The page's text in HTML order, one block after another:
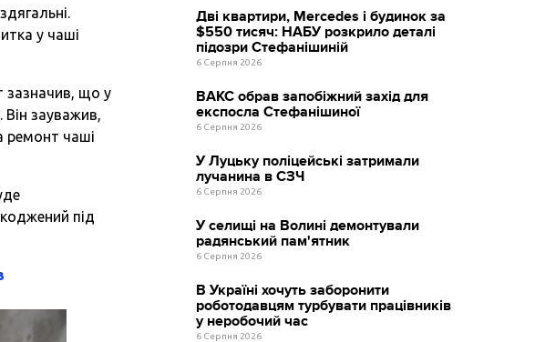
у чаші
зазначив, що у
зауважив,
ремонт чаші
під
Дві квартири, Mercedes і будинок за
$550 тисяч: НАБУ розкрило деталі
підозри Стефанішиній
6 Серпня 2026
ВАКС обрав запобіжний захід для
експосла Стефанішиної
6 Серпня 2026
У Луцьку поліцейські затримали
лучанина в СЗЧ
6 Серпня 2026
У селищі на Волині демонтували
радянський пам'ятник
6 Серпня 2026
В Україні хочуть заборонити
роботодавцям турбувати працівників
у неробочий час
6 Серпня 2026